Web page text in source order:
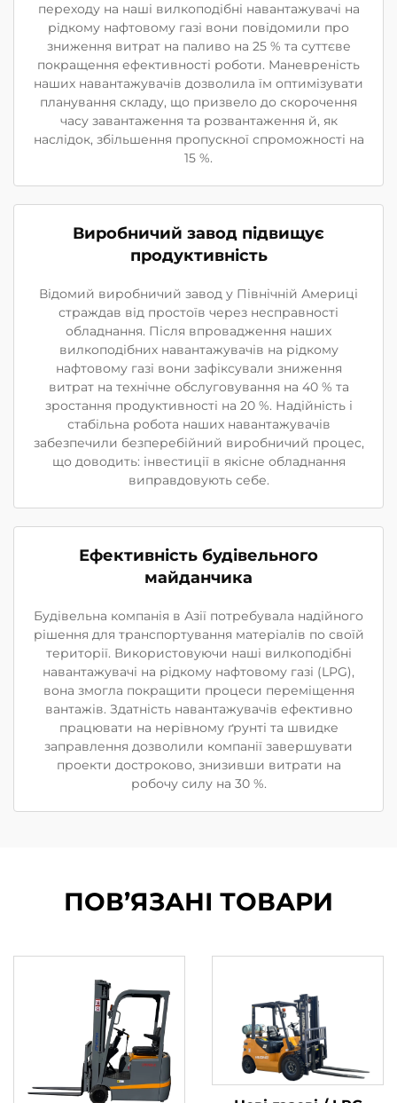
переходу на наші вилкоподібні навантажувачі на
рідкому нафтовому газі вони повідомили про
зниження витрат на паливо на 25 % та суттєве
покращення ефективності роботи. Маневреність
наших навантажувачів дозволила їм оптимізувати
планування складу, що призвело до скорочення
часу завантаження та розвантаження й, як
наслідок, збільшення пропускної спроможності на
15 %.
Виробничий завод підвищує
продуктивність
Відомий виробничий завод у Північній Америці
страждав від простоїв через несправності
обладнання. Після впровадження наших
вилкоподібних навантажувачів на рідкому
нафтовому газі вони зафіксували зниження
витрат на технічне обслуговування на 40 % та
зростання продуктивності на 20 %. Надійність і
стабільна робота наших навантажувачів
забезпечили безперебійний виробничий процес,
що доводить: інвестиції в якісне обладнання
виправдовують себе.
Ефективність будівельного
майданчика
Будівельна компанія в Азії потребувала надійного
рішення для транспортування матеріалів по своїй
території. Використовуючи наші вилкоподібні
навантажувачі на рідкому нафтовому газі (LPG),
вона змогла покращити процеси переміщення
вантажів. Здатність навантажувачів ефективно
працювати на нерівному ґрунті та швидке
заправлення дозволили компанії завершувати
проекти достроково, знизивши витрати на
робочу силу на 30 %.
ПОВ’ЯЗАНІ ТОВАРИ